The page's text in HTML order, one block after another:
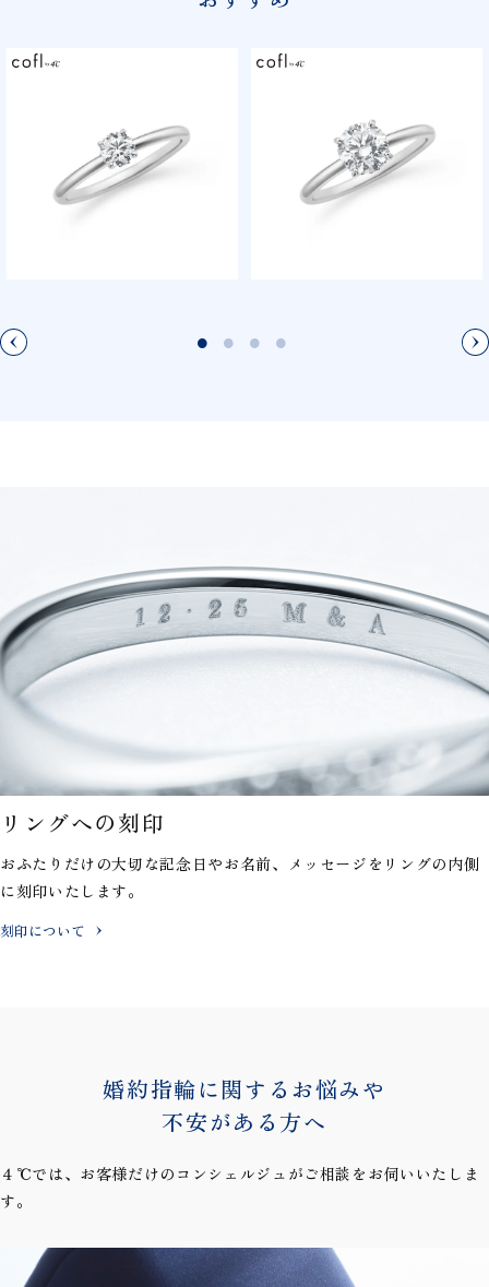
リングへの刻印
おふたりだけの大切な記念日やお名前、メッセージを リングの内側
に刻印いたします。
刻印について
婚約指輪に関するお悩みや
不安がある方へ
４℃では、お客様だけのコンシェルジュがご相談をお伺いいたしま
す。